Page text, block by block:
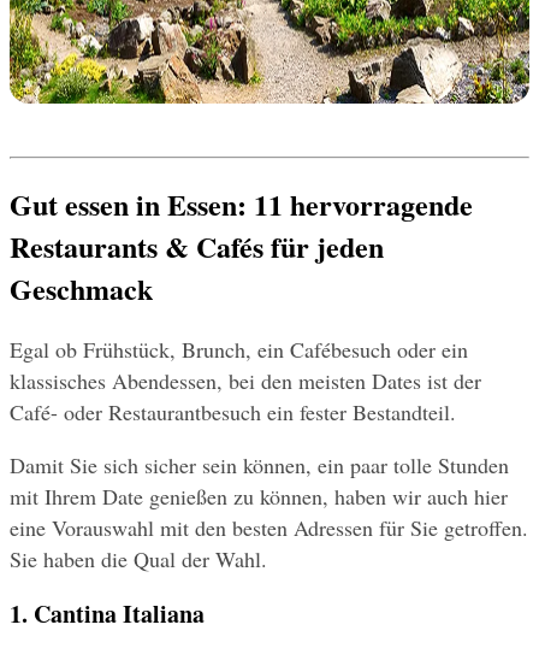
Gut essen in Essen: 11 hervorragende
Restaurants & Cafés für jeden
Geschmack
Egal ob Frühstück, Brunch, ein Cafébesuch oder ein
klassisches Abendessen, bei den meisten Dates ist der
Café- oder Restaurantbesuch ein fester Bestandteil.
Damit Sie sich sicher sein können, ein paar tolle Stunden
mit Ihrem Date genießen zu können, haben wir auch hier
eine Vorauswahl mit den besten Adressen für Sie getroffen.
Sie haben die Qual der Wahl.
1. Cantina Italiana